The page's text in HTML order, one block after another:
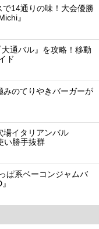
14通りの味！大会優勝
』
大通バル』を攻略！移動
ド
のてりやきバーガーが
場イタリアンバル
い勝手抜群
ぱ系ベーコンジャムバ